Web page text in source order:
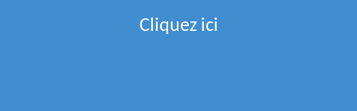
Cliquez ici